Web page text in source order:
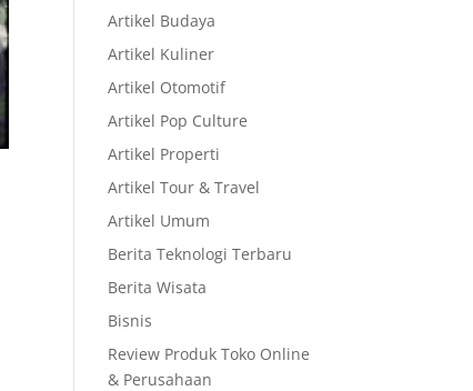
Artikel Budaya
Artikel Kuliner
Artikel Otomotif
Artikel Pop Culture
Artikel Properti
Artikel Tour & Travel
Artikel Umum
Berita Teknologi Terbaru
Berita Wisata
Bisnis
Review Produk Toko Online
& Perusahaan